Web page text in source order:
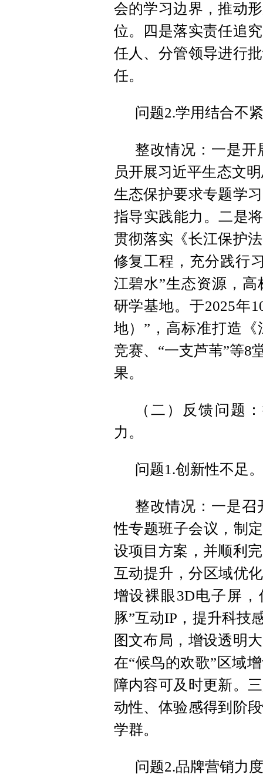
会的学习边界，推动
位。四是落实责任追
任人、分管领导进行
任。
问题2.学用结合不
整改情况：一是
员开展习近平生态文
生态保护要求专题学
指导实践能力。二是
贯彻落实《长江保护
修复工程，充分践行
江碧水”生态资源，
研学基地。于2025年
地）”，高标准打造
竞赛、“一支芦苇”等8
果。
（二）反馈问题
力。
问题1.创新性不足。
整改情况：一是
性专题班子会议，制
设项目方案，并顺利
互动提升，分区域优
增设裸眼3D电子屏
豚”互动IP，提升科技
图文布局，增设透明
在“候鸟的欢歌”区域
障内容可及时更新。
动性、体验感得到阶
学群。
问题2.品牌营销力